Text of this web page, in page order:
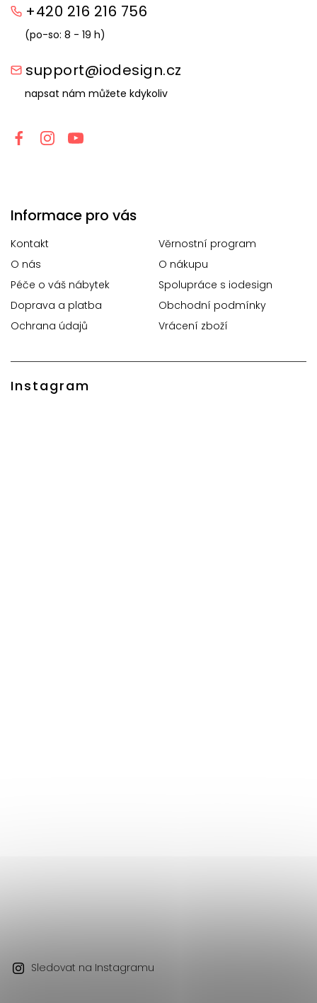
+420 216 216 756
(po-so: 8 - 19 h)
support@iodesign.cz
napsat nám můžete kdykoliv
Informace pro vás
Kontakt
Věrnostní program
O nás
O nákupu
Péče o váš nábytek
Spolupráce s iodesign
Doprava a platba
Obchodní podmínky
Ochrana údajů
Vrácení zboží
Instagram
Sledovat na Instagramu